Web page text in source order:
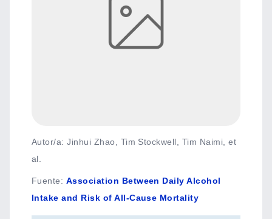
Autor/a: Jinhui Zhao, Tim Stockwell, Tim Naimi, et
al.
Fuente: Association Between Daily Alcohol
Intake and Risk of All-Cause Mortality